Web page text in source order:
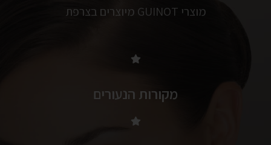
מוצרי GUINOT מיוצרים בצרפת
מקורות הנעורים